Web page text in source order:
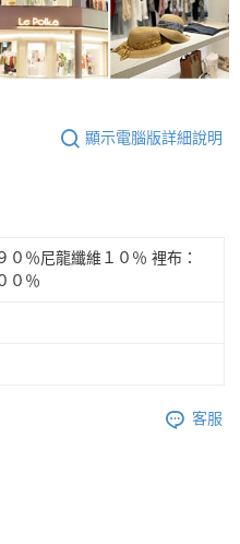
顯示電腦版詳細說明
０％尼龍纖維１０％ 裡布：
０％
客服